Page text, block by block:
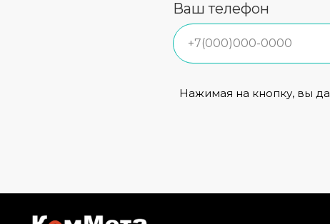
Ваш телефон
Нажимая на кнопку, вы